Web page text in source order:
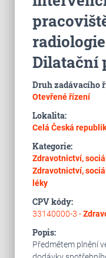
Dilatační
Druh zadávacího
Otevřené řízení
Lokalita:
Celá Česká
Kategorie:
Zdravotnictví,
Zdravotnictví,
léky
CPV kódy:
33140000-3 -
Popis:
Předmětem plnění